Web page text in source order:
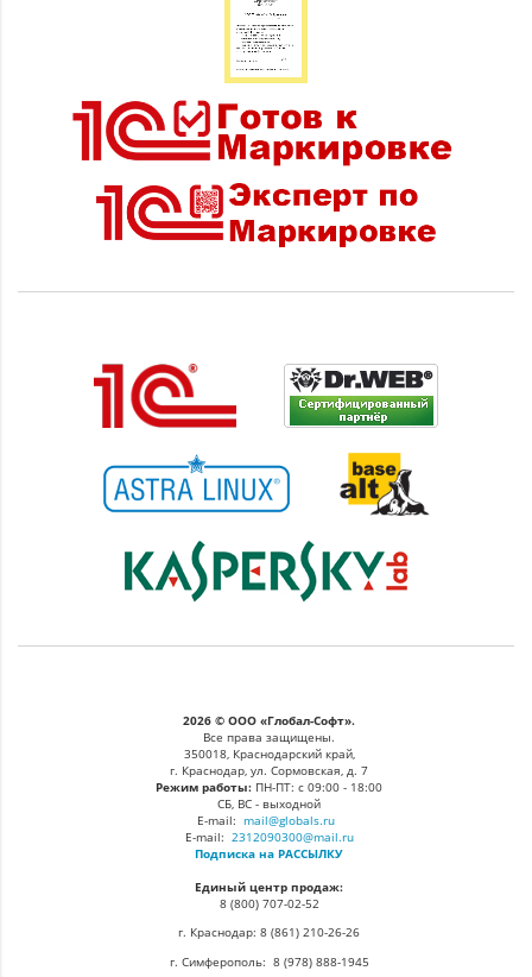
2026 © ООО «Глобал-Софт».
Все права защищены.
350018, Краснодарский край,
г. Краснодар, ул. Сормовская, д. 7
Режим работы: ПН-ПТ: с 09:00 - 18:00
СБ, ВС - выходной
E-mail: mail@globals.ru
E-mail: 2312090300@mail.ru
Подписка на РАССЫЛКУ
Единый центр продаж:
8 (800) 707-02-52
г. Краснодар: 8 (861) 210-26-26
г. Симферополь: 8 (978) 888-1945